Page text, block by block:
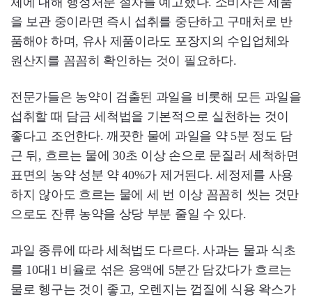
을 보관 중이라면 즉시 섭취를 중단하고 구매처로 반
품해야 하며, 유사 제품이라도 포장지의 수입업체와
원산지를 꼼꼼히 확인하는 것이 필요하다.
전문가들은 농약이 검출된 과일을 비롯해 모든 과일을
섭취할 때 담금 세척법을 기본적으로 실천하는 것이
좋다고 조언한다. 깨끗한 물에 과일을 약 5분 정도 담
근 뒤, 흐르는 물에 30초 이상 손으로 문질러 세척하면
표면의 농약 성분 약 40%가 제거된다. 세정제를 사용
하지 않아도 흐르는 물에 세 번 이상 꼼꼼히 씻는 것만
으로도 잔류 농약을 상당 부분 줄일 수 있다.
과일 종류에 따라 세척법도 다르다. 사과는 물과 식초
를 10대1 비율로 섞은 용액에 5분간 담갔다가 흐르는
물로 헹구는 것이 좋고, 오렌지는 껍질에 식용 왁스가